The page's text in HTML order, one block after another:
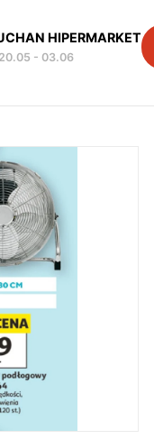
HIPERMARKET
20.05 - 03.06